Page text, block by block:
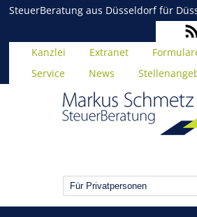
SteuerBeratung aus Düsseldorf für
Kanzlei Extranet
Service
News